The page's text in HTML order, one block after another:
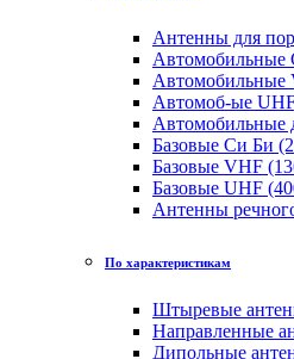
Антенны для
Автомоб-ые
Автомобильные
Базовые Си Би
Базовые VHF
Базовые UHF
Антенны
По характеристикам
Штыревые
Направленные
Дипольные